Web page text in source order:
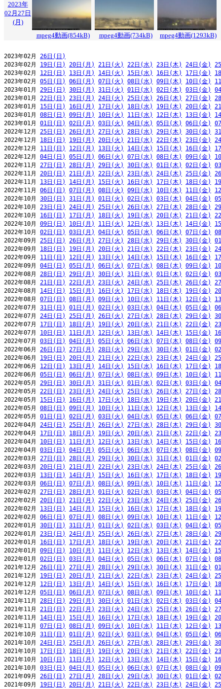
2023年
02月27日
(月)
mpeg4動画(854kB)
mpeg4動画(734kB) mpeg4動画(1293kB)
2023年02月 26日(日)
2023年02月 19日(日) 20日(月) 21日(火) 22日(水) 23日(木) 24日(金)
2023年02月 12日(日) 13日(月) 14日(火) 15日(水) 16日(木) 17日(金)
2023年02月 05日(日) 06日(月) 07日(火) 08日(水) 09日(木) 10日(金)
2023年01月 29日(日) 30日(月) 31日(火) 01日(水) 02日(木) 03日(金)
2023年01月 22日(日) 23日(月) 24日(火) 25日(水) 26日(木) 27日(金)
2023年01月 15日(日) 16日(月) 17日(火) 18日(水) 19日(木) 20日(金)
2023年01月 08日(日) 09日(月) 10日(火) 11日(水) 12日(木) 13日(金)
2023年01月 01日(日) 02日(月) 03日(火) 04日(水) 05日(木) 06日(金)
2022年12月 25日(日) 26日(月) 27日(火) 28日(水) 29日(木) 30日(金)
2022年12月 18日(日) 19日(月) 20日(火) 21日(水) 22日(木) 23日(金)
2022年12月 11日(日) 12日(月) 13日(火) 14日(水) 15日(木) 16日(金)
2022年12月 04日(日) 05日(月) 06日(火) 07日(水) 08日(木) 09日(金)
2022年11月 27日(日) 28日(月) 29日(火) 30日(水) 01日(木) 02日(金)
2022年11月 20日(日) 21日(月) 22日(火) 23日(水) 24日(木) 25日(金)
2022年11月 13日(日) 14日(月) 15日(火) 16日(水) 17日(木) 18日(金)
2022年11月 06日(日) 07日(月) 08日(火) 09日(水) 10日(木) 11日(金)
2022年10月 30日(日) 31日(月) 01日(火) 02日(水) 03日(木) 04日(金)
2022年10月 23日(日) 24日(月) 25日(火) 26日(水) 27日(木) 28日(金)
2022年10月 16日(日) 17日(月) 18日(火) 19日(水) 20日(木) 21日(金)
2022年10月 09日(日) 10日(月) 11日(火) 12日(水) 13日(木) 14日(金)
2022年10月 02日(日) 03日(月) 04日(火) 05日(水) 06日(木) 07日(金)
2022年09月 25日(日) 26日(月) 27日(火) 28日(水) 29日(木) 30日(金)
2022年09月 18日(日) 19日(月) 20日(火) 21日(水) 22日(木) 23日(金)
2022年09月 11日(日) 12日(月) 13日(火) 14日(水) 15日(木) 16日(金)
2022年09月 04日(日) 05日(月) 06日(火) 07日(水) 08日(木) 09日(金)
2022年08月 28日(日) 29日(月) 30日(火) 31日(水) 01日(木) 02日(金)
2022年08月 21日(日) 22日(月) 23日(火) 24日(水) 25日(木) 26日(金)
2022年08月 14日(日) 15日(月) 16日(火) 17日(水) 18日(木) 19日(金)
2022年08月 07日(日) 08日(月) 09日(火) 10日(水) 11日(木) 12日(金)
2022年07月 31日(日) 01日(月) 02日(火) 03日(水) 04日(木) 05日(金)
2022年07月 24日(日) 25日(月) 26日(火) 27日(水) 28日(木) 29日(金)
2022年07月 17日(日) 18日(月) 19日(火) 20日(水) 21日(木) 22日(金)
2022年07月 10日(日) 11日(月) 12日(火) 13日(水) 14日(木) 15日(金)
2022年07月 03日(日) 04日(月) 05日(火) 06日(水) 07日(木) 08日(金)
2022年06月 26日(日) 27日(月) 28日(火) 29日(水) 30日(木) 01日(金)
2022年06月 19日(日) 20日(月) 21日(火) 22日(水) 23日(木) 24日(金)
2022年06月 12日(日) 13日(月) 14日(火) 15日(水) 16日(木) 17日(金)
2022年06月 05日(日) 06日(月) 07日(火) 08日(水) 09日(木) 10日(金)
2022年05月 29日(日) 30日(月) 31日(火) 01日(水) 02日(木) 03日(金)
2022年05月 22日(日) 23日(月) 24日(火) 25日(水) 26日(木) 27日(金)
2022年05月 15日(日) 16日(月) 17日(火) 18日(水) 19日(木) 20日(金)
2022年05月 08日(日) 09日(月) 10日(火) 11日(水) 12日(木) 13日(金)
2022年05月 01日(日) 02日(月) 03日(火) 04日(水) 05日(木) 06日(金)
2022年04月 24日(日) 25日(月) 26日(火) 27日(水) 28日(木) 29日(金)
2022年04月 17日(日) 18日(月) 19日(火) 20日(水) 21日(木) 22日(金)
2022年04月 10日(日) 11日(月) 12日(火) 13日(水) 14日(木) 15日(金)
2022年04月 03日(日) 04日(月) 05日(火) 06日(水) 07日(木) 08日(金)
2022年03月 27日(日) 28日(月) 29日(火) 30日(水) 31日(木) 01日(金)
2022年03月 20日(日) 21日(月) 22日(火) 23日(水) 24日(木) 25日(金)
2022年03月 13日(日) 14日(月) 15日(火) 16日(水) 17日(木) 18日(金)
2022年03月 06日(日) 07日(月) 08日(火) 09日(水) 10日(木) 11日(金)
2022年02月 27日(日) 28日(月) 01日(火) 02日(水) 03日(木) 04日(金)
2022年02月 20日(日) 21日(月) 22日(火) 23日(水) 24日(木) 25日(金)
2022年02月 13日(日) 14日(月) 15日(火) 16日(水) 17日(木) 18日(金)
2022年02月 06日(日) 07日(月) 08日(火) 09日(水) 10日(木) 11日(金)
2022年01月 30日(日) 31日(月) 01日(火) 02日(水) 03日(木) 04日(金)
2022年01月 23日(日) 24日(月) 25日(火) 26日(水) 27日(木) 28日(金)
2022年01月 16日(日) 17日(月) 18日(火) 19日(水) 20日(木) 21日(金)
2022年01月 09日(日) 10日(月) 11日(火) 12日(水) 13日(木) 14日(金)
2022年01月 02日(日) 03日(月) 04日(火) 05日(水) 06日(木) 07日(金)
2021年12月 26日(日) 27日(月) 28日(火) 29日(水) 30日(木) 31日(金)
2021年12月 19日(日) 20日(月) 21日(火) 22日(水) 23日(木) 24日(金)
2021年12月 12日(日) 13日(月) 14日(火) 15日(水) 16日(木) 17日(金)
2021年12月 05日(日) 06日(月) 07日(火) 08日(水) 09日(木) 10日(金)
2021年11月 28日(日) 29日(月) 30日(火) 01日(水) 02日(木) 03日(金)
2021年11月 21日(日) 22日(月) 23日(火) 24日(水) 25日(木) 26日(金)
2021年11月 14日(日) 15日(月) 16日(火) 17日(水) 18日(木) 19日(金)
2021年11月 07日(日) 08日(月) 09日(火) 10日(水) 11日(木) 12日(金)
2021年10月 31日(日) 01日(月) 02日(火) 03日(水) 04日(木) 05日(金)
2021年10月 24日(日) 25日(月) 26日(火) 27日(水) 28日(木) 29日(金)
2021年10月 17日(日) 18日(月) 19日(火) 20日(水) 21日(木) 22日(金)
2021年10月 10日(日) 11日(月) 12日(火) 13日(水) 14日(木) 15日(金)
2021年10月 03日(日) 04日(月) 05日(火) 06日(水) 07日(木) 08日(金)
2021年09月 26日(日) 27日(月) 28日(火) 29日(水) 30日(木) 01日(金)
2021年09月 19日(日) 20日(月) 21日(火) 22日(水) 23日(木) 24日(金)